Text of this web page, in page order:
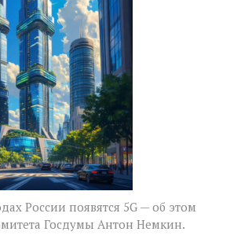
России появятся 5G — об этом
Госдумы Антон Немкин.